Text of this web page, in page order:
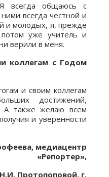
всегда общаюсь с
всегда честной и
и молодых, я, прежде
уже учитель и
верили в меня.
коллегам с Годом
и своим коллегам
достижений,
А также желаю всем
и уверенности
медиацентр
«Репортер»,
Протопоповой, г.